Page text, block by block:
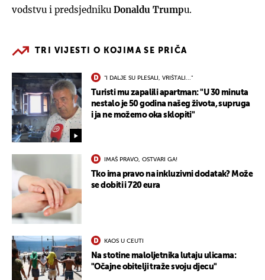
vodstvu i predsjedniku Donaldu Trumpu.
TRI VIJESTI O KOJIMA SE PRIČA
"I DALJE SU PLESALI, VRIŠTALI..."
Turisti mu zapalili apartman: "U 30 minuta
nestalo je 50 godina našeg života, supruga
i ja ne možemo oka sklopiti"
IMAŠ PRAVO, OSTVARI GA!
Tko ima pravo na inkluzivni dodatak? Može
se dobiti i 720 eura
KAOS U CEUTI
Na stotine maloljetnika lutaju ulicama:
"Očajne obitelji traže svoju djecu"